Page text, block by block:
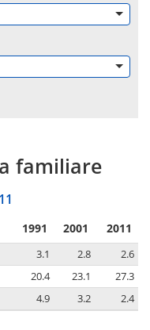
familiare
1991 2001 2011
3.1 2.8
2.6
20.4 23.1
27.3
4.9 3.2 2.4